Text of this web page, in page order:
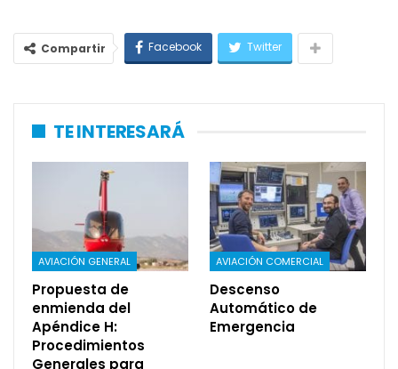
Compartir Facebook Twitter
TE INTERESARÁ
AVIACIÓN GENERAL
Propuesta de
enmienda del
Apéndice H:
Procedimientos
Generales para
AVIACIÓN COMERCIAL
Descenso
Automático de
Emergencia